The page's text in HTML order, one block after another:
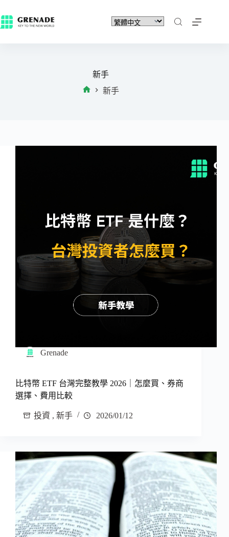
新手
新手
Grenade
比特幣 ETF 台灣完整教學 2026｜怎麼買、券商
選擇、費用比較
投資 , 新手 2026/01/12